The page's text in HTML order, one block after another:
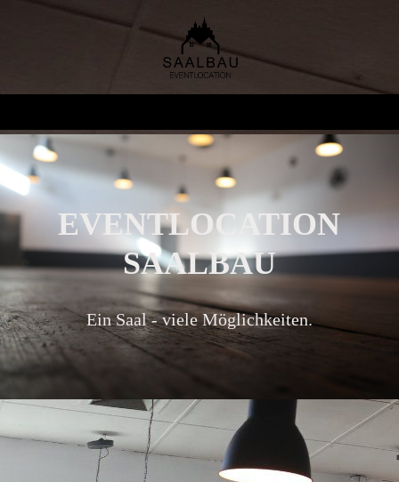
EVENTLOCATION
SAALBAU
Ein Saal - viele Möglichkeiten.